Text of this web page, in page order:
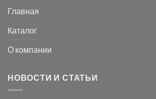
Главная
Каталог
О компании
НОВОСТИ И СТАТЬИ